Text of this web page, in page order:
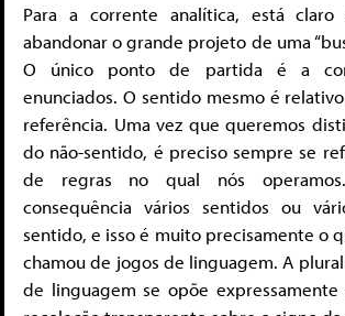
Para a corrente analítica, está
abandonar o grande projeto de uma
O único ponto de partida é a
enunciados. O sentido mesmo é
referência. Uma vez que queremos
do não-sentido, é preciso sempre se
de regras no qual nós
consequência vários sentidos ou
sentido, e isso é muito precisamente o
chamou de jogos de linguagem. A
de linguagem se opõe